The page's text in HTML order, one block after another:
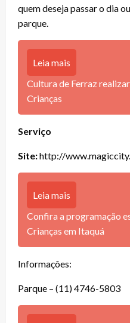
quem deseja passar o dia
parque.
Leia mais
Cultura de Ferraz
Crianças
Serviço
Site:http://
Leia mais
Confira a programação
Crianças em Itaquá
Informações:
Parque – (11) 4746-5803